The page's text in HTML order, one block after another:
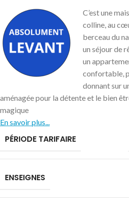
C’est une
colline, au
berceau du
un séjour de
un
confortable,
donnant sur
aménagée pour la détente et le bien
magique
En savoir plus...
PÉRIODE TARIFAIRE
ENSEIGNES